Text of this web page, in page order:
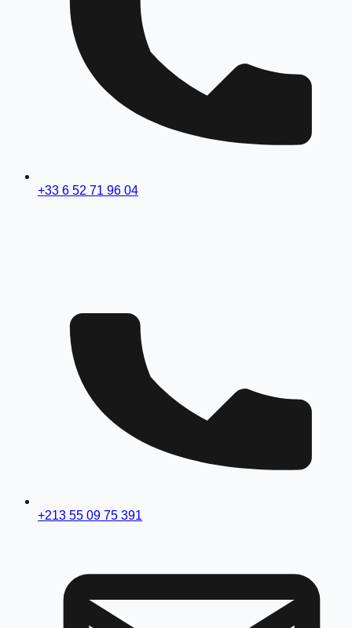
+33 6 52 71 96 04
+213 55 09 75 391